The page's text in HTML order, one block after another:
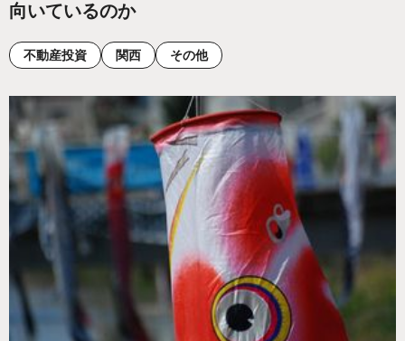
向いているのか
不動産投資 関西 その他